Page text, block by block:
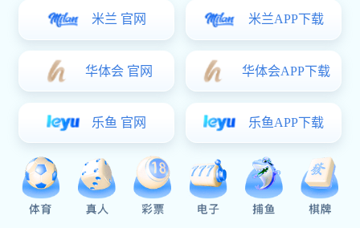
产品中心
PRODUCTCENTER
全自动真空干燥系统
查看更多
MORE+